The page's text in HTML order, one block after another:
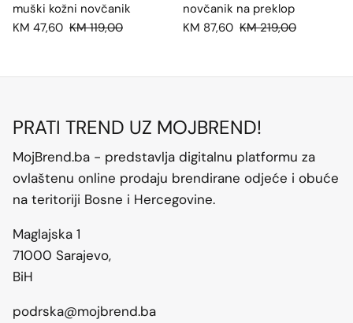
muški kožni novčanik
KM 47,60 KM 119,00
novčanik na preklop
KM 87,60 KM 219,00
PRATI TREND UZ MOJBREND!
MojBrend.ba - predstavlja digitalnu platformu za
ovlaštenu online prodaju brendirane odjeće i obuće
na teritoriji Bosne i Hercegovine.
Maglajska 1
71000 Sarajevo,
BiH
podrska@mojbrend.ba